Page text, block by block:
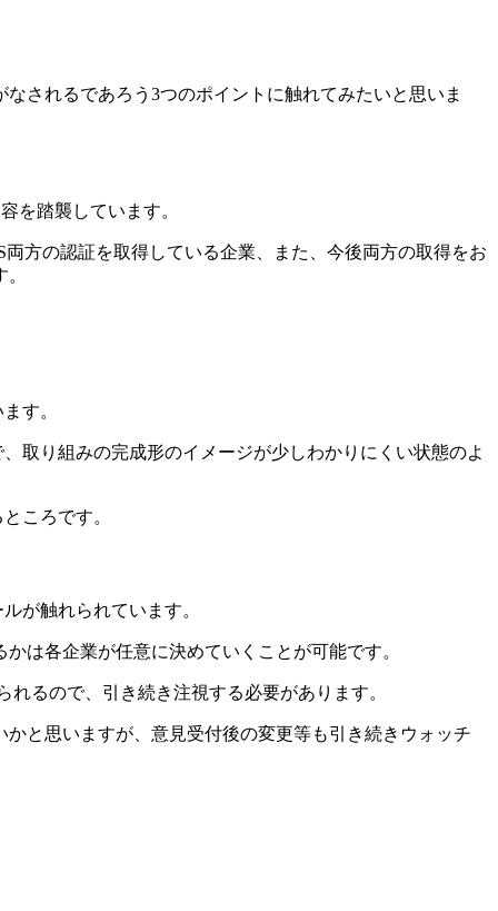
されるであろう3つのポイントに触れてみたいと思いま
を踏襲しています。
方の認証を取得している企業、また、今後両方の取得をお
す。
取り組みの完成形のイメージが少しわかりにくい状態のよ
ころです。
が触れられています。
は各企業が任意に決めていくことが可能です。
るので、引き続き注視する必要があります。
と思いますが、意見受付後の変更等も引き続きウォッチ